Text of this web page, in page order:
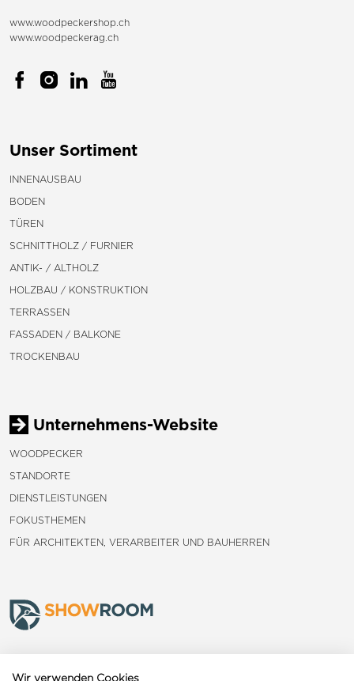
www.woodpeckershop.ch
www.woodpeckerag.ch
Unser Sortiment
INNENAUSBAU
BODEN
TÜREN
SCHNITTHOLZ / FURNIER
ANTIK- / ALTHOLZ
HOLZBAU / KONSTRUKTION
TERRASSEN
FASSADEN / BALKONE
TROCKENBAU
Unternehmens-Website
WOODPECKER
STANDORTE
DIENSTLEISTUNGEN
FOKUSTHEMEN
FÜR ARCHITEKTEN, VERARBEITER UND BAUHERREN
Wir verwenden Cookies